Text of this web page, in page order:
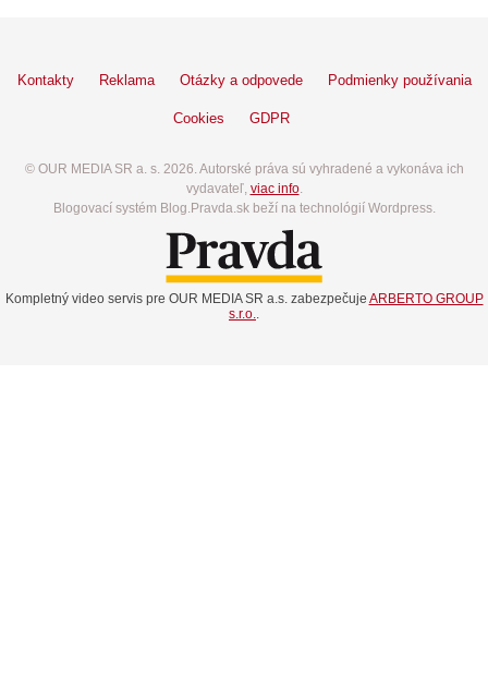
Kontakty Reklama Otázky a odpovede Podmienky používania
Cookies GDPR
© OUR MEDIA SR a. s. 2026. Autorské práva sú vyhradené a vykonáva ich
vydavateľ, viac info.
Blogovací systém Blog.Pravda.sk beží na technológií Wordpress.
Kompletný video servis pre OUR MEDIA SR a.s. zabezpečuje ARBERTO GROUP
s.r.o.